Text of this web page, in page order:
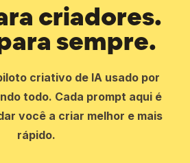
criadores.
sempre.
criativo de IA usado por
todo. Cada prompt aqui é
você a criar melhor e mais
rápido.